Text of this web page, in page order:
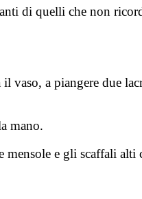
di quelli che non
vaso, a piangere due
mano.
e gli scaffali alti